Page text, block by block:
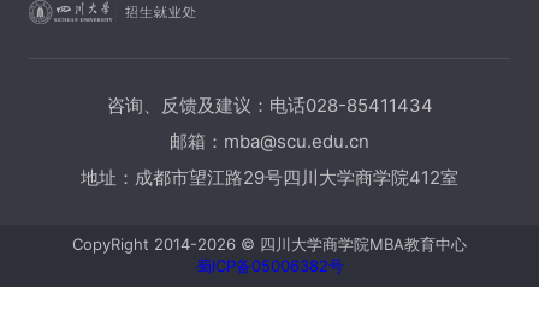
咨询、反馈及建议：电话028-85411434
邮箱：mba@scu.edu.cn
地址：成都市望江路29号四川大学商学院412室
CopyRight 2014-2026 © 四川大学商学院MBA教育中心
蜀ICP备05006382号